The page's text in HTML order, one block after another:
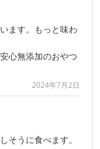
ます。もっと味わ
心無添加のおやつ
2024年7月2日
そうに食べます。